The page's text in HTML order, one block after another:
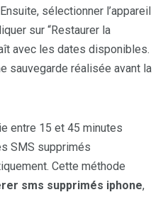
sélectionner l’appareil
sur “Restaurer la
avec les dates disponibles.
sauvegarde réalisée avant la
entre 15 et 45 minutes
SMS supprimés
Cette méthode
sms supprimés iphone,